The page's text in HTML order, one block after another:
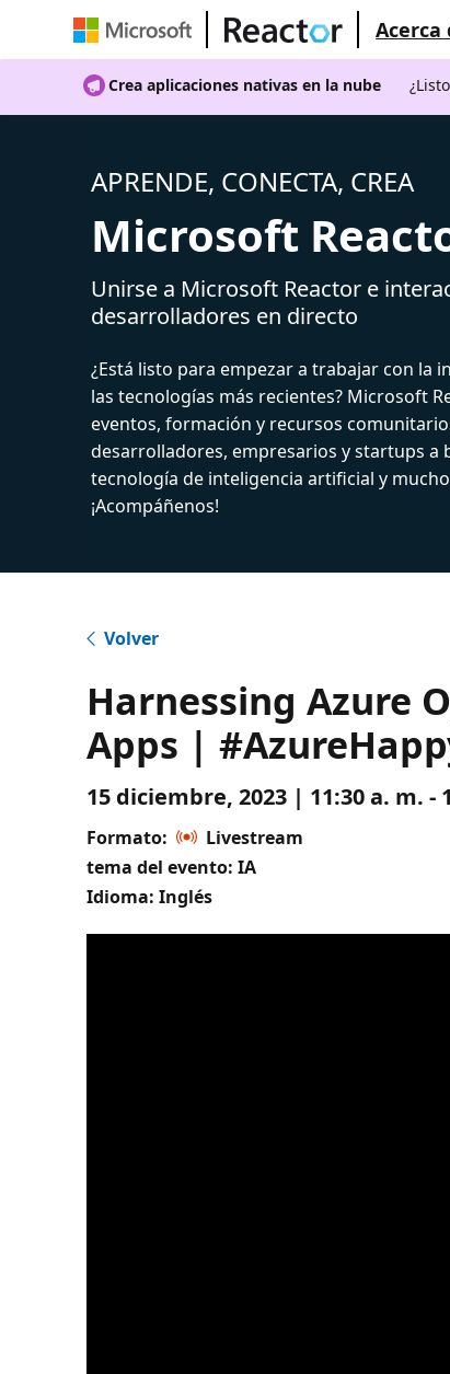
Acerca
Crea aplicaciones nativas en la nube
APRENDE, CONECTA, CREA
Microsoft
Unirse a Microsoft Reactor e
desarrolladores en directo
¿Está listo para empezar a trabajar con la
las tecnologías más recientes? Microsoft
eventos, formación y recursos
desarrolladores, empresarios y startups a
tecnología de inteligencia artificial y
¡Acompáñenos!
Volver
Harnessing Azure
Apps |
15 diciembre, 2023 | 11:30 a. m.
Formato:
Livestream
tema del evento: IA
Idioma: Inglés